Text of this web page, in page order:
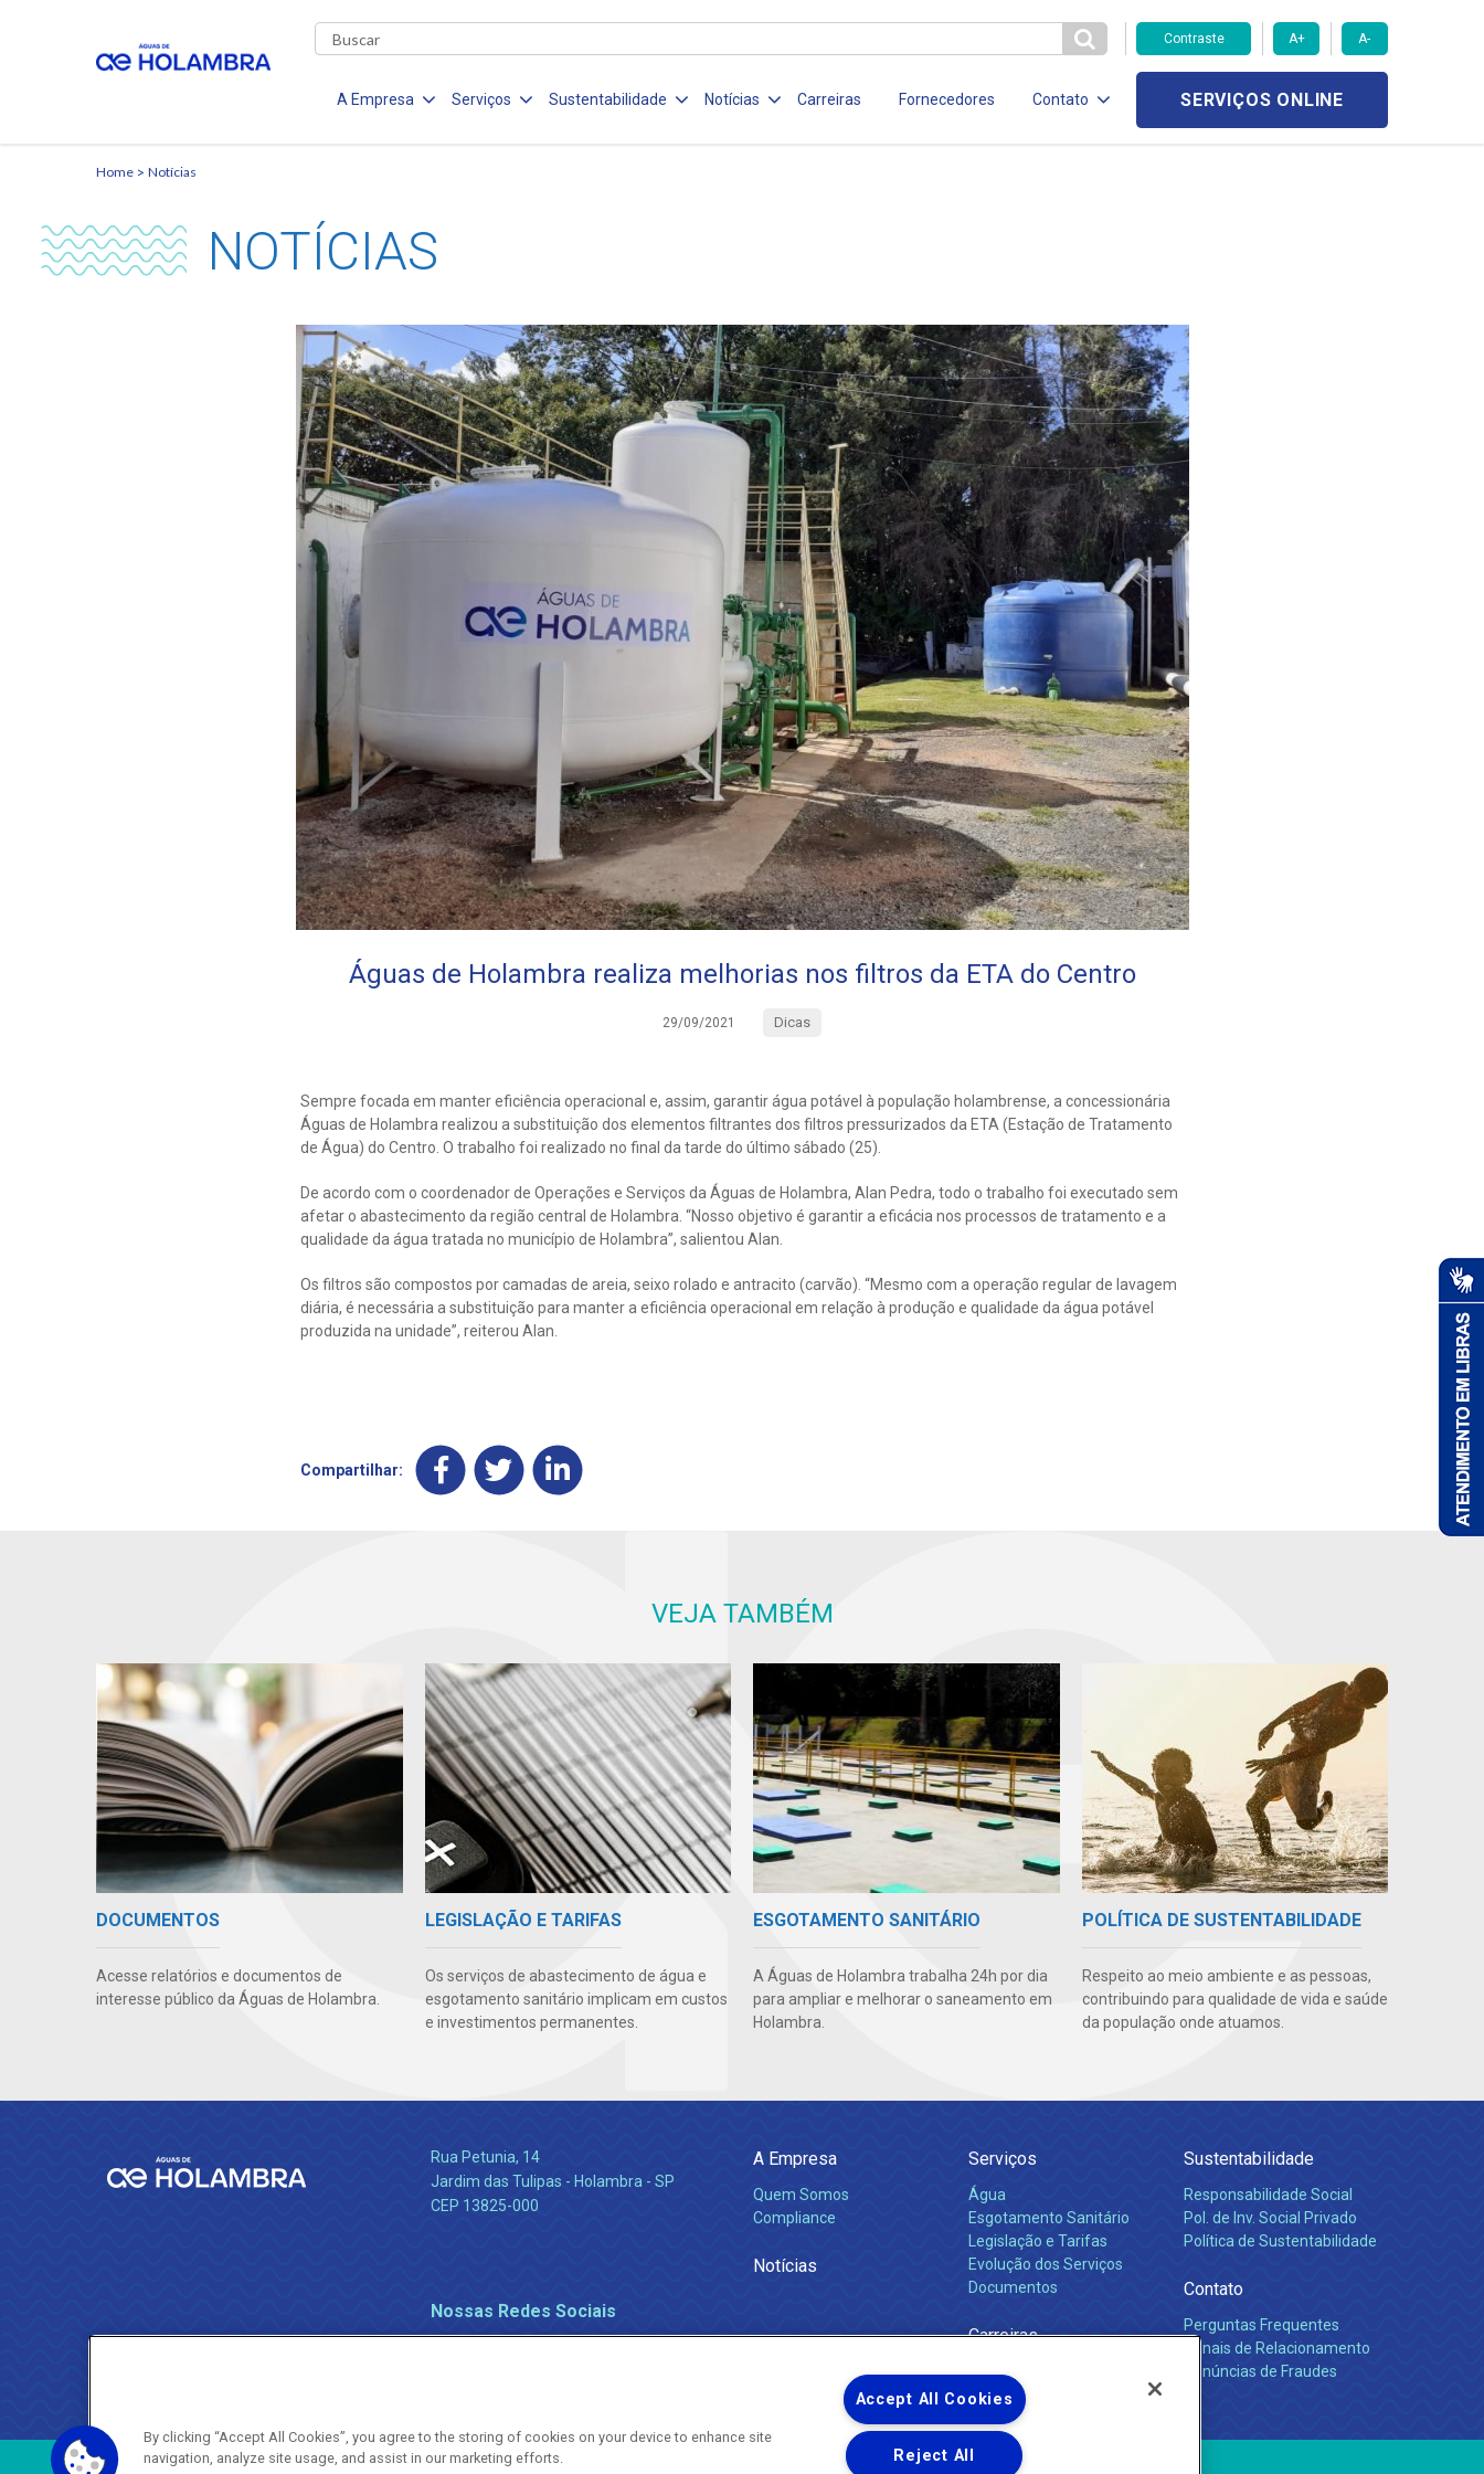
Contraste A+ A-
A Empresa Serviços Sustentabilidade Notícias Carreiras Fornecedores Contato SERVIÇOS ONLINE
Home Notícias
NOTÍCIAS
Águas de Holambra realiza melhorias nos filtros da ETA do Centro
29/09/2021 Dicas
Sempre focada em manter eficiência operacional e, assim, garantir água potável à população holambrense, a concessionária
Águas de Holambra realizou a substituição dos elementos filtrantes dos filtros pressurizados da ETA (Estação de Tratamento
de Água) do Centro. O trabalho foi realizado no final da tarde do último sábado (25).
De acordo com o coordenador de Operações e Serviços da Águas de Holambra, Alan Pedra, todo o trabalho foi executado sem
afetar o abastecimento da região central de Holambra. “Nosso objetivo é garantir a eficácia nos processos de tratamento e a
qualidade da água tratada no município de Holambra”, salientou Alan.
Os filtros são compostos por camadas de areia, seixo rolado e antracito (carvão). “Mesmo com a operação regular de lavagem
diária, é necessária a substituição para manter a eficiência operacional em relação à produção e qualidade da água potável
produzida na unidade”, reiterou Alan.
Compartilhar:
VEJA TAMBÉM
DOCUMENTOS
Acesse relatórios e documentos de
interesse público da Águas de Holambra.
LEGISLAÇÃO E TARIFAS
Os serviços de abastecimento de água e
esgotamento sanitário implicam em custos
e investimentos permanentes.
ESGOTAMENTO SANITÁRIO
A Águas de Holambra trabalha 24h por dia
para ampliar e melhorar o saneamento em
Holambra.
POLÍTICA DE SUSTENTABILIDADE
Respeito ao meio ambiente e as pessoas,
contribuindo para qualidade de vida e saúde
da população onde atuamos.
Rua Petunia, 14
Jardim das Tulipas - Holambra - SP
CEP 13825-000
Nossas Redes Sociais
A Empresa
Quem Somos
Compliance
Notícias
Serviços
Água
Esgotamento Sanitário
Legislação e Tarifas
Evolução dos Serviços
Documentos
Carreiras
Sustentabilidade
Responsabilidade Social
Pol. de Inv. Social Privado
Política de Sustentabilidade
Contato
Perguntas Frequentes
Canais de Relacionamento
Denúncias de Fraudes
By clicking “Accept All Cookies”, you agree to the storing of cookies on your device to enhance site
navigation, analyze site usage, and assist in our marketing efforts.
Accept All Cookies
Reject All